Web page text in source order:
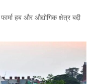
हब और औद्योगिक क्षेत्र बद्दी